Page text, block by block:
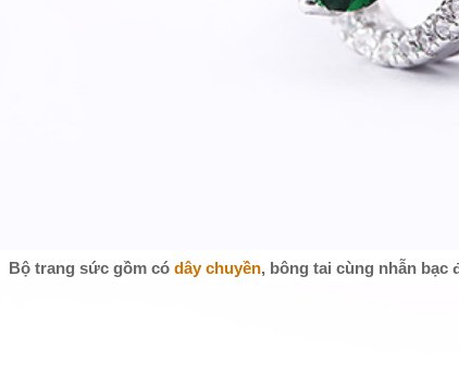
Bộ trang sức gồm có dây chuyền, bông tai cùng nhẫn bạc